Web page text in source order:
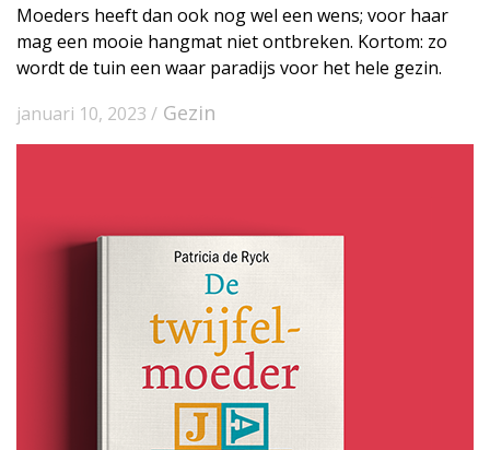
Moeders heeft dan ook nog wel een wens; voor haar
mag een mooie hangmat niet ontbreken. Kortom: zo
wordt de tuin een waar paradijs voor het hele gezin.
januari 10, 2023 / Gezin